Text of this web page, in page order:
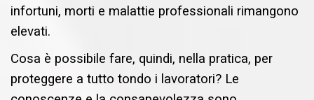
infortuni, morti e malattie professionali rimangono
elevati.
Cosa è possibile fare, quindi, nella pratica, per
proteggere a tutto tondo i lavoratori? Le